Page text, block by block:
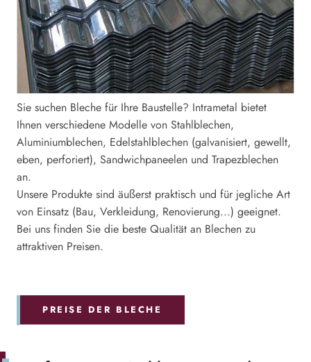
Sie suchen Bleche für Ihre Baustelle? Intrametal bietet
Ihnen verschiedene Modelle von Stahlblechen,
Aluminiumblechen, Edelstahlblechen (galvanisiert, gewellt,
eben, perforiert), Sandwichpaneelen und Trapezblechen
an.
Unsere Produkte sind äußerst praktisch und für jegliche Art
von Einsatz (Bau, Verkleidung, Renovierung...) geeignet.
Bei uns finden Sie die beste Qualität an Blechen zu
attraktiven Preisen.
PREISE DER BLECHE